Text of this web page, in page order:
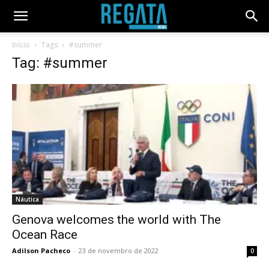
Início Tags #summer
Tag: #summer
Náutica
Genova welcomes the world with The
Ocean Race
Adilson Pacheco - 23 de novembro de 2022 0